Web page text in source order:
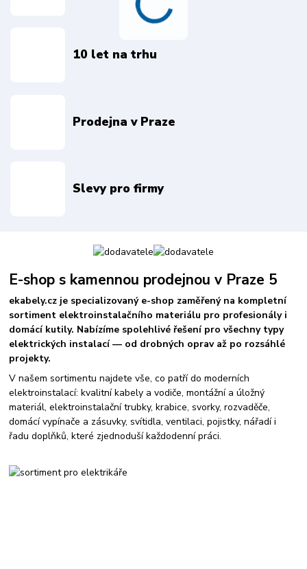
10 let na trhu
Prodejna v Praze
Slevy pro firmy
E-shop s kamennou prodejnou v Praze 5
ekabely.cz je specializovaný e-shop zaměřený na kompletní
sortiment elektroinstalačního materiálu pro profesionály i
domácí kutily. Nabízíme spolehlivé řešení pro všechny typy
elektrických instalací — od drobných oprav až po rozsáhlé
projekty.
V našem sortimentu najdete vše, co patří do moderních
elektroinstalací: kvalitní kabely a vodiče, montážní a úložný
materiál, elektroinstalační trubky, krabice, svorky, rozvaděče,
domácí vypínače a zásuvky, svítidla, ventilaci, pojistky, nářadí i
řadu doplňků, které zjednoduší každodenní práci.